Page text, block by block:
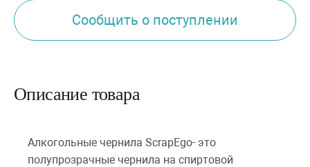
Сообщить о поступлении
Описание товара
Алкогольные чернила ScrapEgo- это
полупрозрачные чернила на спиртовой